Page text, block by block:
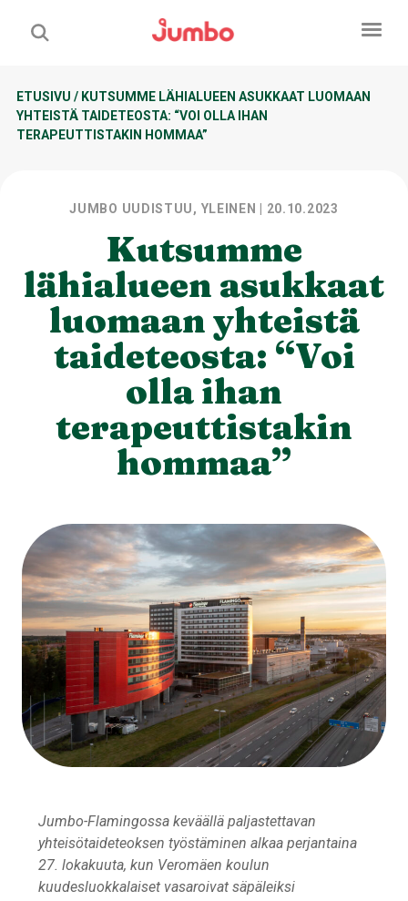
ETUSIVU / KUTSUMME LÄHIALUEEN ASUKKAAT LUOMAAN
YHTEISTÄ TAIDETEOSTA: “VOI OLLA IHAN
TERAPEUTTISTAKIN HOMMAA”
JUMBO UUDISTUU, YLEINEN | 20.10.2023
Kutsumme
lähialueen asukkaat
luomaan yhteistä
taideteosta: “Voi
olla ihan
terapeuttistakin
hommaa”
Jumbo-Flamingossa keväällä paljastettavan
yhteisötaideteoksen työstäminen alkaa perjantaina
27. lokakuuta, kun Veromäen koulun
kuudesluokkalaiset vasaroivat säpäleiksi